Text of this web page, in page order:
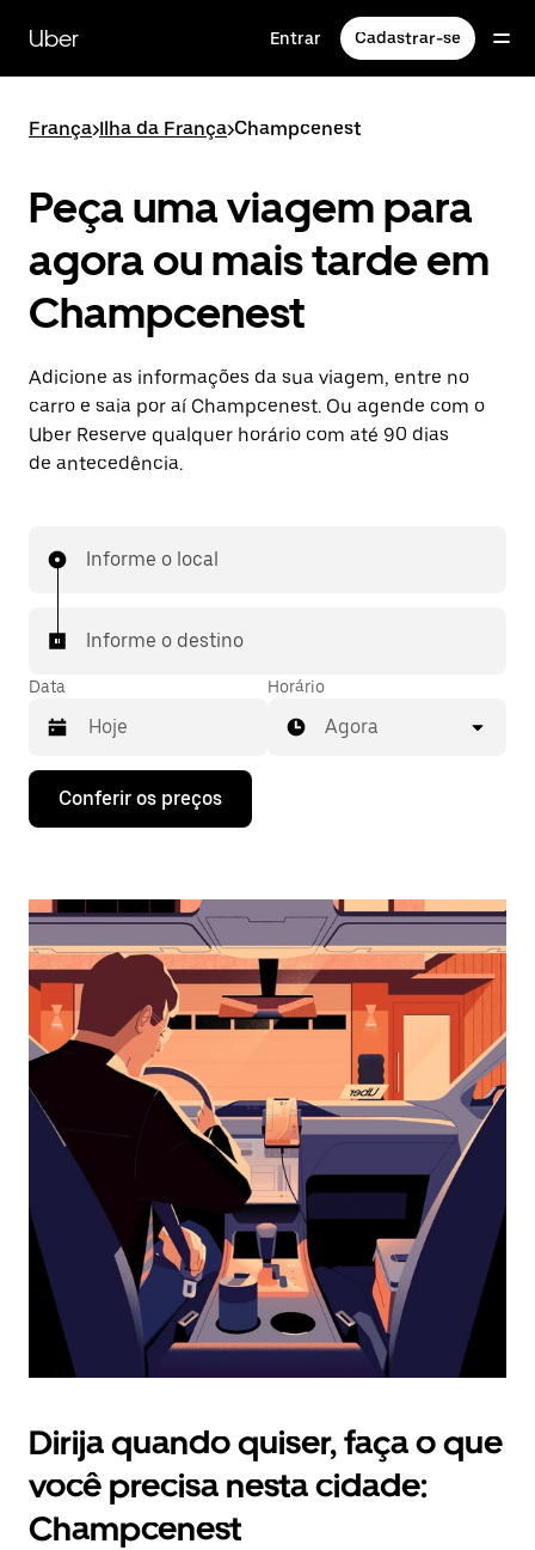
para
conteúdo
Uber Entrar Cadastrar-se
França>Ilha da França>Champcenest
Peça uma viagem para
agora ou mais tarde em
Champcenest
Adicione as informações da sua viagem, entre no
carro e saia por aí Champcenest. Ou agende com o
Uber Reserve qualquer horário com até 90 dias
de antecedência.
Informe o local
Informe o destino
Data
Pressione
seta
interagir
o
calendário
selecionar
uma
data.
Pressione
a
tecla
“ESC”
o
calendário.
Horário
Agora
Conferir os preços
Dirija quando quiser, faça o que
você precisa nesta cidade:
Champcenest